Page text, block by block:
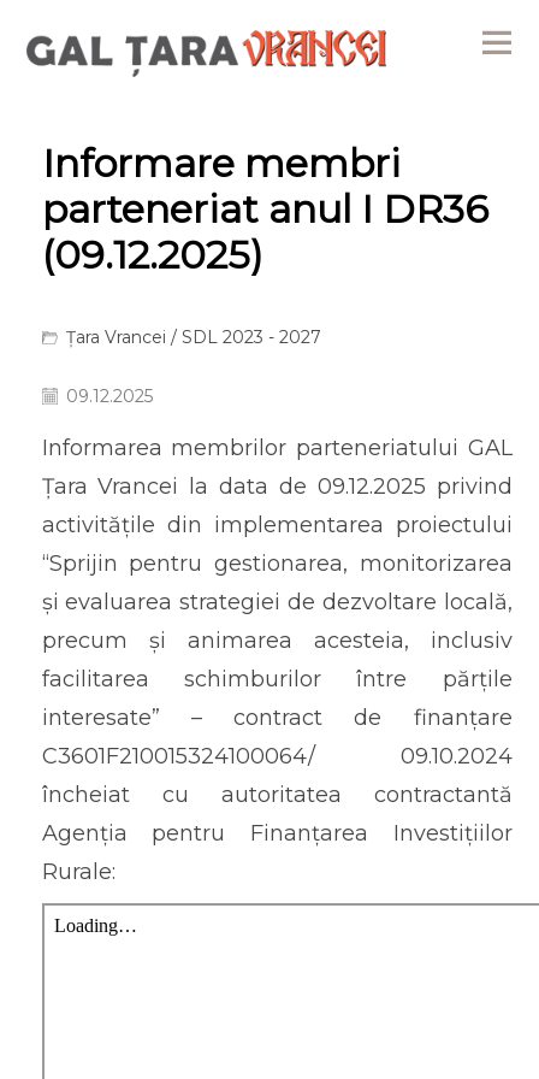
Informare membri
parteneriat anul I DR36
(09.12.2025)
Țara Vrancei / SDL 2023 - 2027
09.12.2025
Informarea membrilor parteneriatului GAL
Țara Vrancei la data de 09.12.2025 privind
activitățile din implementarea proiectului
“Sprijin pentru gestionarea, monitorizarea
și evaluarea strategiei de dezvoltare locală,
precum și animarea acesteia, inclusiv
facilitarea schimburilor între părțile
interesate” – contract de finanțare
C3601F210015324100064/ 09.10.2024
încheiat cu autoritatea contractantă
Agenția pentru Finanțarea Investițiilor
Rurale: